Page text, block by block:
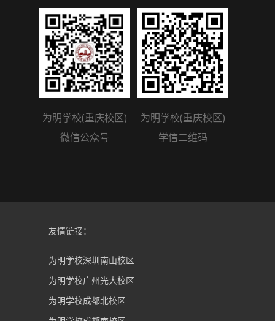
为明学校(重庆校区)
微信公众号
为明学校(重庆校区)
学信二维码
友情链接：
为明学校深圳南山校区
为明学校广州光大校区
为明学校成都北校区